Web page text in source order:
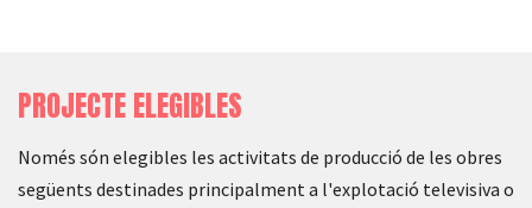
PROJECTE ELEGIBLES
Només són elegibles les activitats de producció de les obres
següents destinades principalment a l'explotació televisiva o